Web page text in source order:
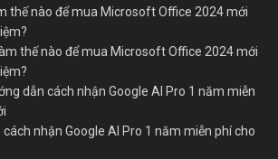
thế nào để mua Microsoft Office 2024 mới
thế nào để mua Microsoft Office 2024 mới
dẫn cách nhận Google AI Pro 1 năm miễn
nhận Google AI Pro 1 năm miễn phí cho